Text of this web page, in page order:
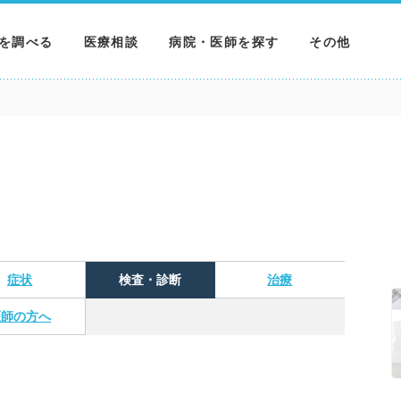
調べる 医療相談 病院・医師を探す
病院を探す
その他
MNニュース
症状 検査・診断 治療
の方へ